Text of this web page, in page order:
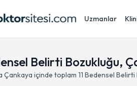
Uzmanlar
Belirti Bozukluğu,
Çankaya içinde toplam 11 Bedensel Belirti